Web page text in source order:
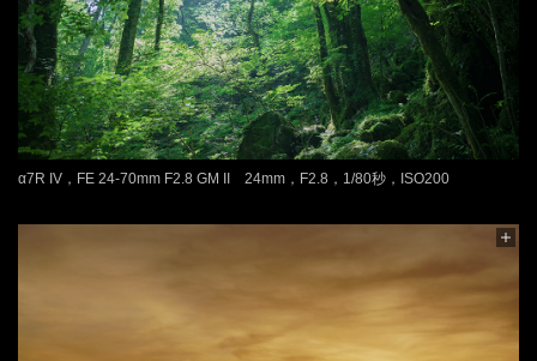
α7R IV，FE 24-70mm F2.8 GM II 24mm，F2.8，1/80秒，ISO200